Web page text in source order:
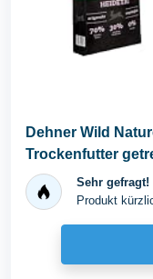
Dehner Wild
Trockenfutter
ausgewachsene...
Sehr gefragt!
Produkt